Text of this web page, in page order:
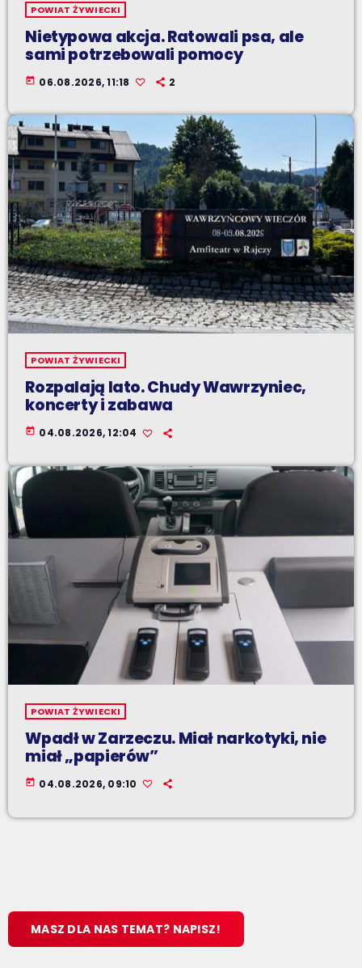
POWIAT ŻYWIECKI
Nietypowa akcja. Ratowali psa, ale
sami potrzebowali pomocy
today 06.08.2026, 11:18 2
POWIAT ŻYWIECKI
Rozpalają lato. Chudy Wawrzyniec,
koncerty i zabawa
today 04.08.2026, 12:04
POWIAT ŻYWIECKI
Wpadł w Zarzeczu. Miał narkotyki, nie
miał „papierów”
today 04.08.2026, 09:10
MASZ DLA NAS TEMAT? NAPISZ!